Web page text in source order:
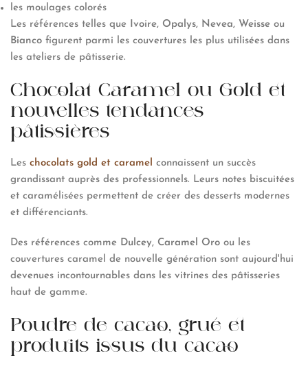
les moulages colorés
Les références telles que Ivoire, Opalys, Nevea, Weisse ou
Bianco figurent parmi les couvertures les plus utilisées dans
les ateliers de pâtisserie.
Chocolat Caramel ou Gold et
nouvelles tendances
pâtissières
Les chocolats gold et caramel connaissent un succès
grandissant auprès des professionnels. Leurs notes biscuitées
et caramélisées permettent de créer des desserts modernes
et différenciants.
Des références comme Dulcey, Caramel Oro ou les
couvertures caramel de nouvelle génération sont aujourd'hui
devenues incontournables dans les vitrines des pâtisseries
haut de gamme.
Poudre de cacao, grué et
produits issus du cacao